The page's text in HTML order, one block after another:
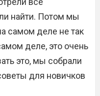
найти. Потом мы
самом деле не так
деле, это очень
это, мы собрали
для новичков